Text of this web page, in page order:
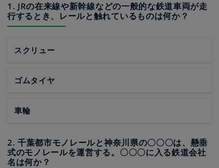
1. JRの在来線や新幹線などの一般的な鉄道車両が走
行するとき、レールと触れているものは何か？
スクリュー
ゴムタイヤ
車輪
2. 千葉都市モノレールと神奈川県の〇〇〇は、懸垂
式のモノレールを運営する。〇〇〇に入る鉄道会社
名は何か？